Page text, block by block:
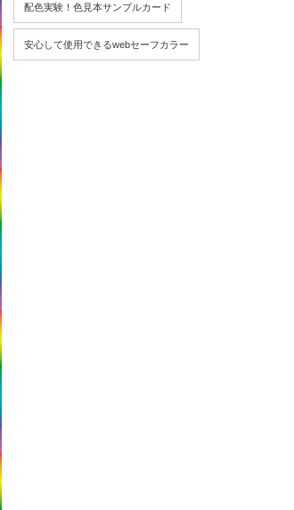
配色実験！色見本サンプルカード
安心して使用できるwebセーフカラー